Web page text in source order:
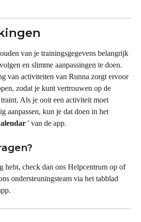
van je trainingsgegevens belangrijk
en slimme aanpassingen te doen.
van activiteiten van Runna zorgt ervoor
zodat je kunt vertrouwen op de
traint. Als je ooit een activiteit moet
aanpassen, kun je dat doen in het
' van de app.
hebt, check dan ons Helpcentrum op of
ondersteuningsteam via het tabblad